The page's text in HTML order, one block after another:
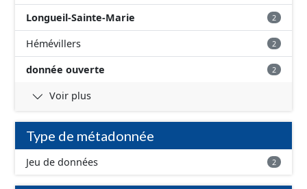
Longueil-Sainte-Marie 2
Hémévillers 2
donnée ouverte 2
Voir plus
Type de métadonnée
Jeu de données 2